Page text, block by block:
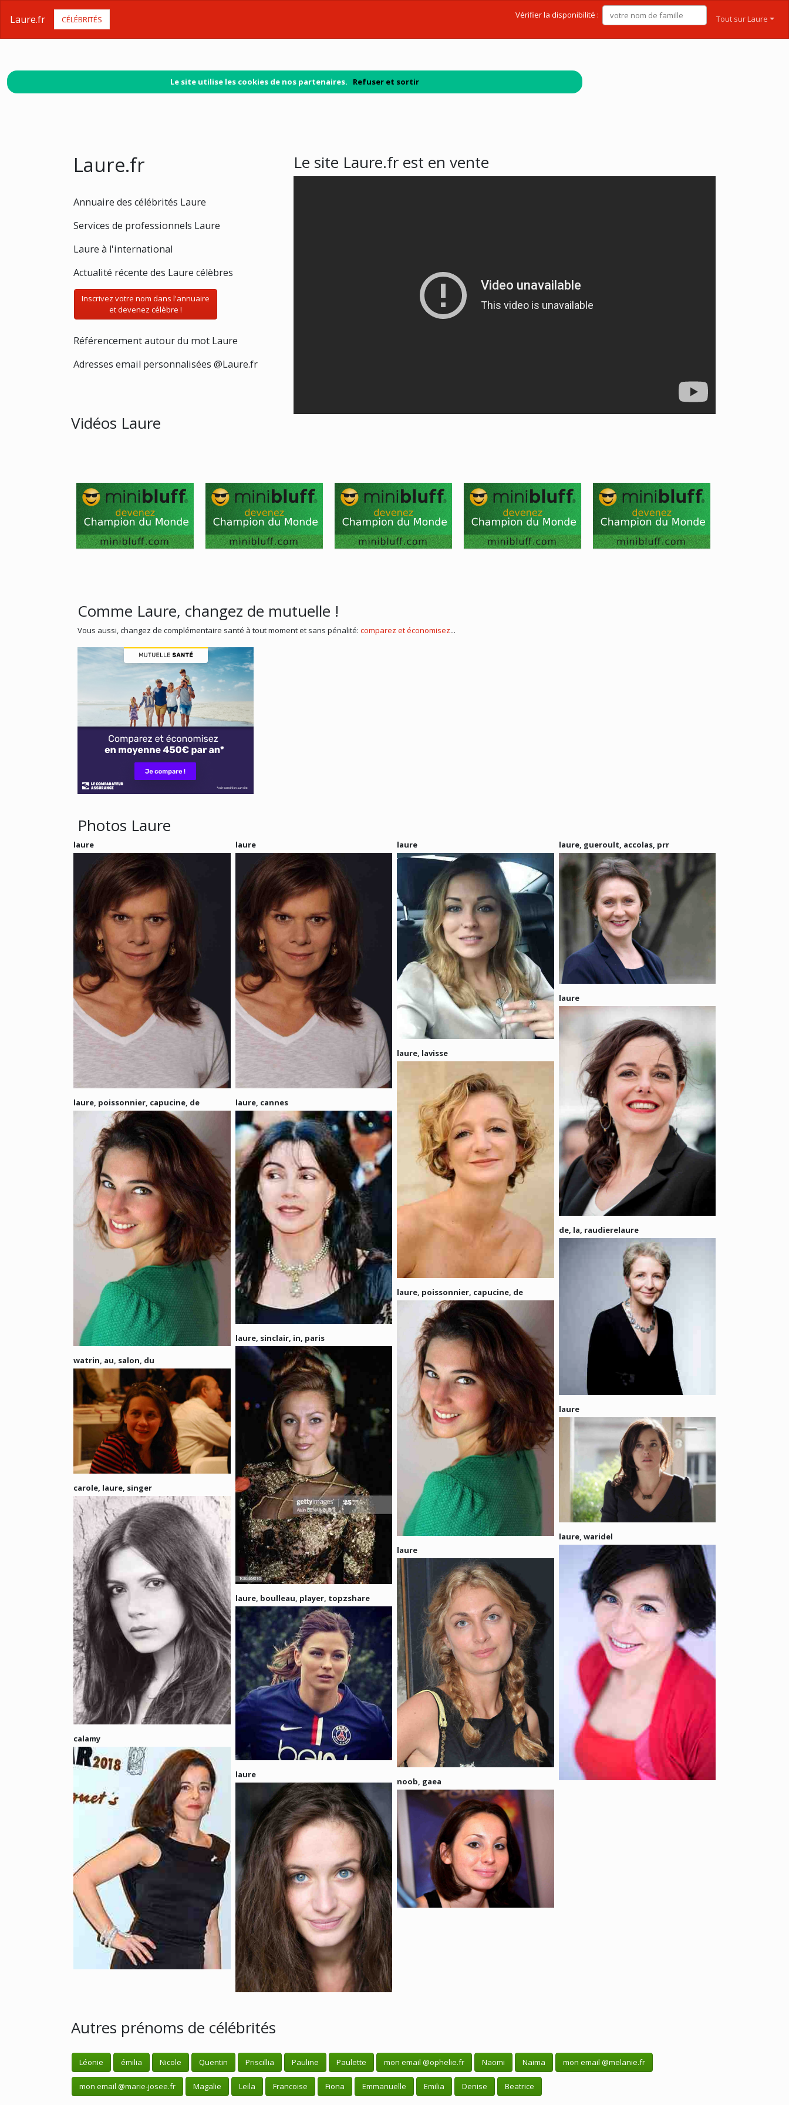
Le site utilise les cookies de nos partenaires. Refuser et sortir
Laure.fr CÉLÉBRITÉS Vérifier la disponibilité : Tout sur Laure
Laure.fr
Annuaire des célébrités Laure
Services de professionnels Laure
Laure à l'international
Actualité récente des Laure célèbres
Inscrivez votre nom dans l'annuaire
et devenez célèbre !
Référencement autour du mot Laure
Adresses email personnalisées @Laure.fr
Le site Laure.fr est en vente
Vidéos Laure
Comme Laure, changez de mutuelle !
Vous aussi, changez de complémentaire santé à tout moment et sans pénalité: comparez et économisez...
Photos Laure
laure
laure, poissonnier, capucine, de
watrin, au, salon, du
carole, laure, singer
calamy
laure
laure, cannes
laure, sinclair, in, paris
laure, boulleau, player, topzshare
laure
laure
laure, lavisse
laure, poissonnier, capucine, de
laure
noob, gaea
laure, gueroult, accolas, prr
laure
de, la, raudierelaure
laure
laure, waridel
Autres prénoms de célébrités
Léonie émilia Nicole Quentin Priscillia Pauline Paulette mon email @ophelie.fr Naomi Naima mon email @melanie.fr
mon email @marie-josee.fr Magalie Leila Francoise Fiona Emmanuelle Emilia Denise Beatrice